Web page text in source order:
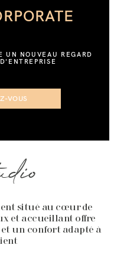
UN NOUVEAU REGARD
VOUS
situé au cœur de
et accueillant offre
un confort adapté à